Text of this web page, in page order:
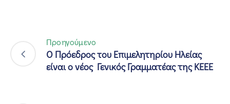
Προηγούμενο
Ο Πρόεδρος του Επιμελητηρίου Ηλείας
είναι ο νέος Γενικός Γραμματέας της ΚΕΕΕ